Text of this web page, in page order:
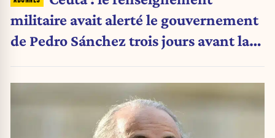
militaire avait alerté le gouvernement
de Pedro Sánchez trois jours avant la